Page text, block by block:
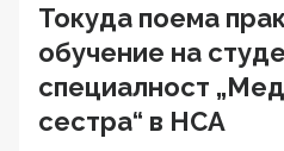
Токуда поема
обучение на
специалност
сестра“ в НСА